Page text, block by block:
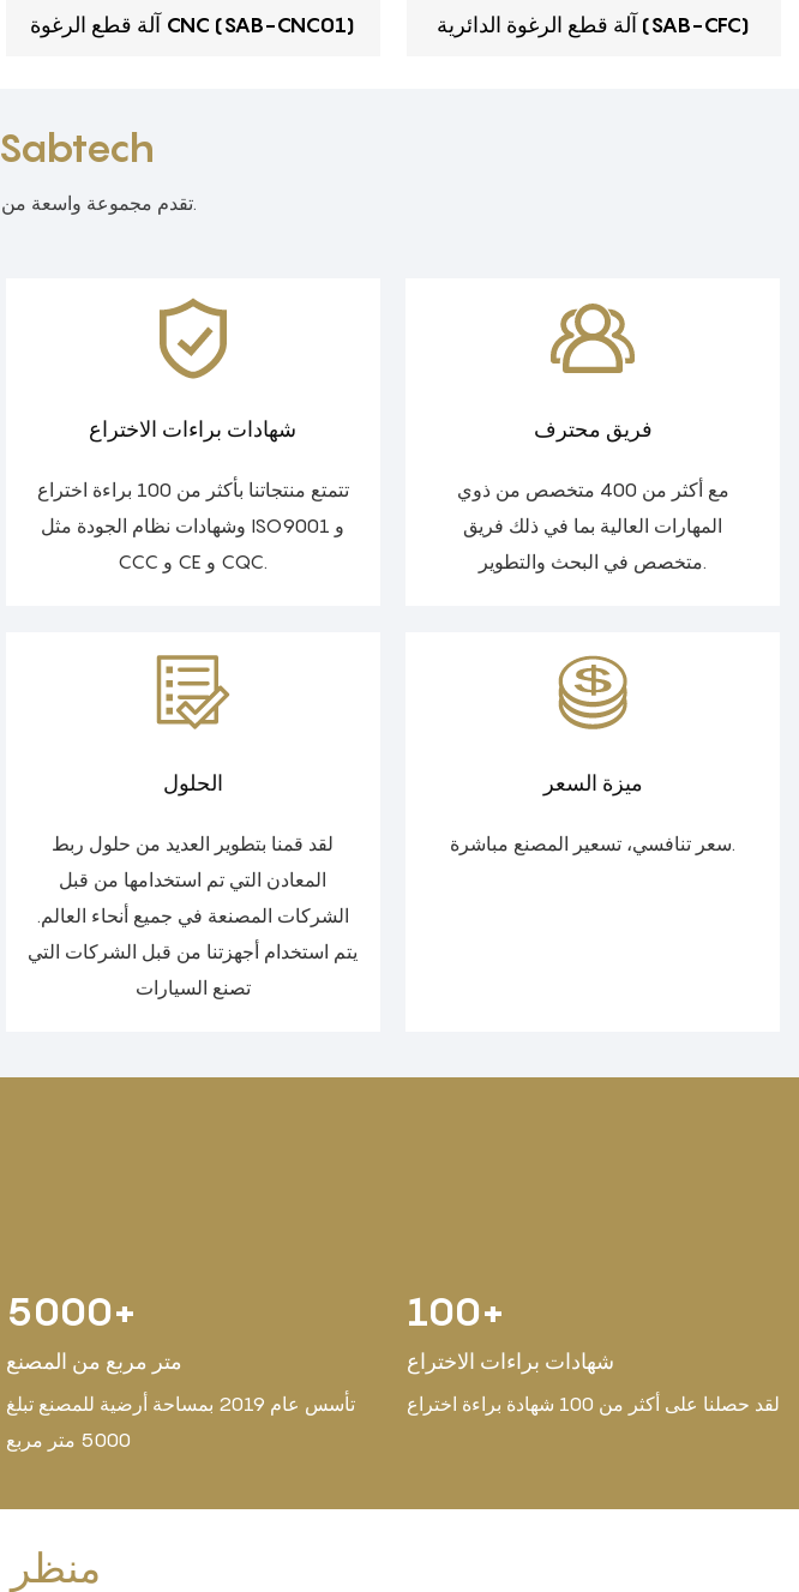
آلة قطع الرغوة CNC (SAB-CNC01) آلة قطع الرغوة الدائرية (SAB-CFC)
Sabtech
Sabtech تقدم مجموعة واسعة من آلات إنتاج الرغوة.
شهادات براءات الاختراع
تتمتع منتجاتنا بأكثر من 100 براءة اختراع
وشهادات نظام الجودة مثل ISO9001 و
CCC و CE و CQC.
فريق محترف
مع أكثر من 400 متخصص من ذوي
المهارات العالية بما في ذلك فريق
متخصص في البحث والتطوير.
الحلول
لقد قمنا بتطوير العديد من حلول ربط
المعادن التي تم استخدامها من قبل
الشركات المصنعة في جميع أنحاء العالم.
يتم استخدام أجهزتنا من قبل الشركات التي
تصنع السيارات
ميزة السعر
سعر تنافسي، تسعير المصنع مباشرة.
5000+
متر مربع من المصنع
تأسس عام 2019 بمساحة أرضية للمصنع تبلغ
5000 متر مربع
100+
شهادات براءات الاختراع
لقد حصلنا على أكثر من 100 شهادة براءة اختراع
منظر